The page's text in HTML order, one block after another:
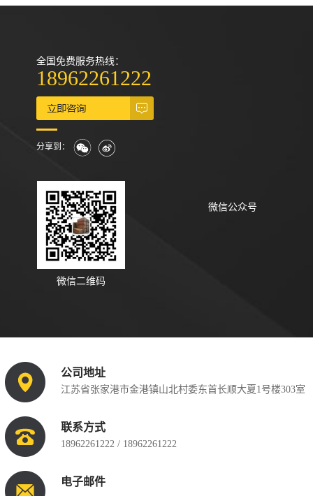
全国免费服务热线：
18962261222
分享到：
微信二维码
微信公众号
公司地址
江苏省张家港市金港镇山北村委东首长顺大夏1号楼303室
联系方式
18962261222 / 18962261222
电子邮件